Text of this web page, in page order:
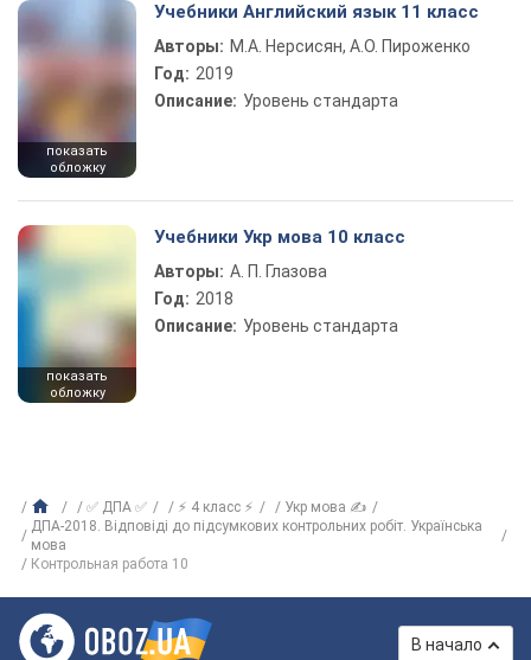
показать
обложку
Учебники Английский язык 11 класс
Авторы: М.А. Нерсисян, А.О. Пироженко
Год: 2019
Описание: Уровень стандарта
показать
обложку
Учебники Укр мова 10 класс
Авторы: А. П. Глазова
Год: 2018
Описание: Уровень стандарта
✅ ДПА ✅ ⚡ 4 класс ⚡
Укр мова ✍
ДПА-2018. Відповіді до підсумкових контрольних робіт. Українська
мова
Контрольная работа 10
В начало